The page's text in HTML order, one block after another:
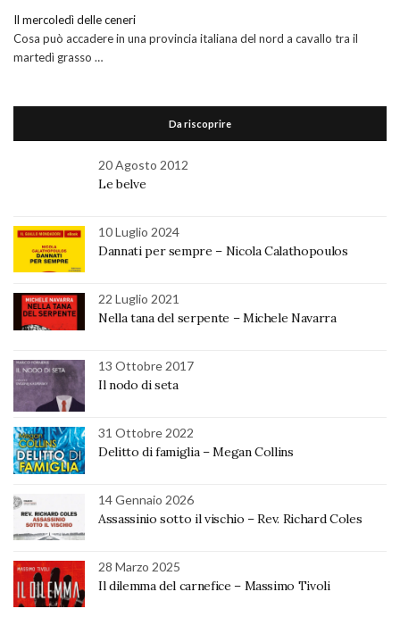
Il mercoledì delle ceneri
Cosa può accadere in una provincia italiana del nord a cavallo tra il
martedì grasso …
Da riscoprire
20 Agosto 2012
Le belve
10 Luglio 2024
Dannati per sempre – Nicola Calathopoulos
22 Luglio 2021
Nella tana del serpente – Michele Navarra
13 Ottobre 2017
Il nodo di seta
31 Ottobre 2022
Delitto di famiglia – Megan Collins
14 Gennaio 2026
Assassinio sotto il vischio – Rev. Richard Coles
28 Marzo 2025
Il dilemma del carnefice – Massimo Tivoli